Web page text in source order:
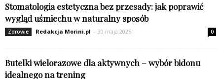
Stomatologia estetyczna bez przesady: jak poprawić
wygląd uśmiechu w naturalny sposób
Zdrowie Redakcja Morini.pl - 30 maja 2026 0
Butelki wielorazowe dla aktywnych – wybór bidonu
idealnego na trening